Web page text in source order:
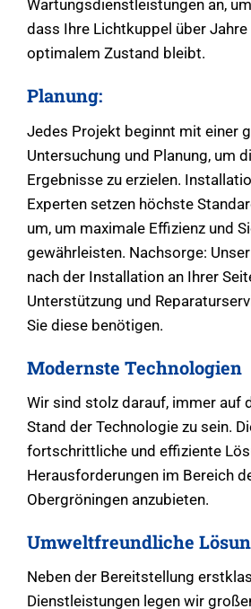
Wartungsdienstleistungen an,
dass Ihre Lichtkuppel über Jahre
optimalem Zustand bleibt.
Planung:
Jedes Projekt beginnt mit einer
Untersuchung und Planung, um
Ergebnisse zu erzielen.
Experten setzen höchste
um, um maximale Effizienz und
gewährleisten. Nachsorge:
nach der Installation an Ihrer
Unterstützung und
Sie diese benötigen.
Modernste Technologien
Wir sind stolz darauf, immer auf
Stand der Technologie zu sein.
fortschrittliche und effiziente
Herausforderungen im Bereich
Obergröningen anzubieten.
Umweltfreundliche
Neben der Bereitstellung
Dienstleistungen legen wir